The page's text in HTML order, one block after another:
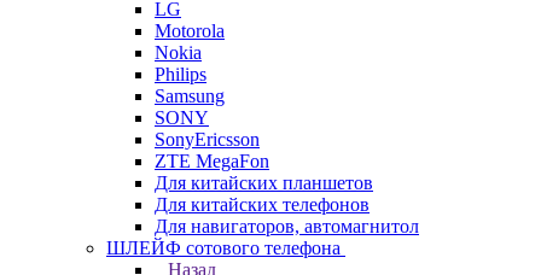
LG
Motorola
Nokia
Philips
Samsung
SONY
SonyEricsson
ZTE MegaFon
Для китайских планшетов
Для китайских телефонов
Для навигаторов, автомагнитол
ШЛЕЙФ сотового телефона
Назад